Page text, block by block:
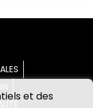
et des